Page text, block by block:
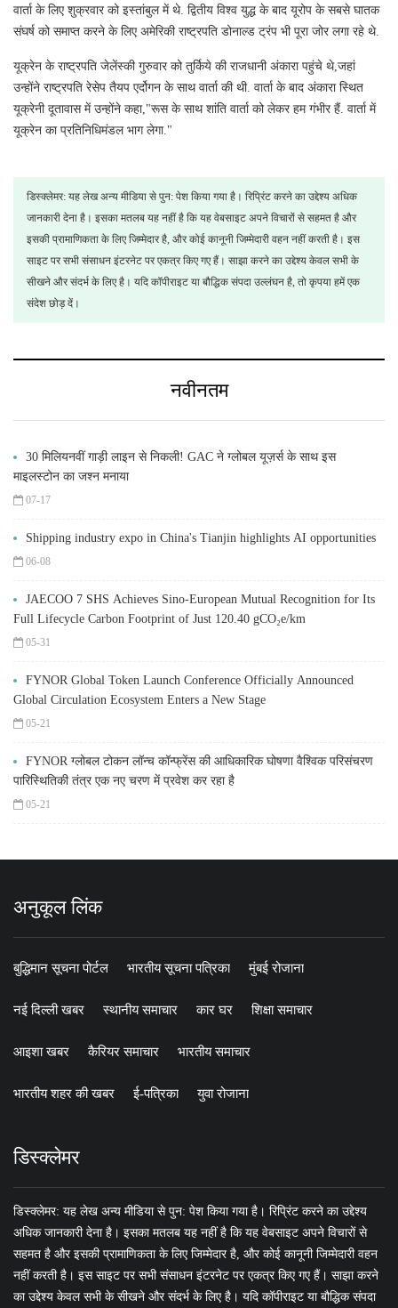
वार्ता के लिए शुक्रवार को इस्तांबुल में थे. द्वितीय विश्व युद्ध के बाद यूरोप के सबसे घातक
संघर्ष को समाप्त करने के लिए अमेरिकी राष्ट्रपति डोनाल्ड ट्रंप भी पूरा जोर लगा रहे थे.
यूक्रेन के राष्ट्रपति जेलेंस्की गुरुवार को तुर्किये की राजधानी अंकारा पहुंचे थे,जहां
उन्होंने राष्ट्रपति रेसेप तैयप एर्दोगन के साथ वार्ता की थी. वार्ता के बाद अंकारा स्थित
यूक्रेनी दूतावास में उन्होंने कहा,"रूस के साथ शांति वार्ता को लेकर हम गंभीर हैं. वार्ता में
यूक्रेन का प्रतिनिधिमंडल भाग लेगा."
डिस्क्लेमर: यह लेख अन्य मीडिया से पुन: पेश किया गया है। रिप्रिंट करने का उद्देश्य अधिक
जानकारी देना है। इसका मतलब यह नहीं है कि यह वेबसाइट अपने विचारों से सहमत है और
इसकी प्रामाणिकता के लिए जिम्मेदार है, और कोई कानूनी जिम्मेदारी वहन नहीं करती है। इस
साइट पर सभी संसाधन इंटरनेट पर एकत्र किए गए हैं। साझा करने का उद्देश्य केवल सभी के
सीखने और संदर्भ के लिए है। यदि कॉपीराइट या बौद्धिक संपदा उल्लंघन है, तो कृपया हमें एक
संदेश छोड़ दें।
नवीनतम
30 मिलियनवीं गाड़ी लाइन से निकली! GAC ने ग्लोबल यूज़र्स के साथ इस
माइलस्टोन का जश्न मनाया
07-17
Shipping industry expo in China's Tianjin highlights AI opportunities
06-08
JAECOO 7 SHS Achieves Sino-European Mutual Recognition for Its
Full Lifecycle Carbon Footprint of Just 120.40 gCO₂e/km
05-31
FYNOR Global Token Launch Conference Officially Announced
Global Circulation Ecosystem Enters a New Stage
05-21
FYNOR ग्लोबल टोकन लॉन्च कॉन्फ्रेंस की आधिकारिक घोषणा वैश्विक परिसंचरण
पारिस्थितिकी तंत्र एक नए चरण में प्रवेश कर रहा है
05-21
अनुकूल लिंक
बुद्धिमान सूचना पोर्टल भारतीय सूचना पत्रिका मुंबई रोजाना
नई दिल्ली खबर स्थानीय समाचार कार घर शिक्षा समाचार
आइशा खबर कैरियर समाचार भारतीय समाचार
भारतीय शहर की खबर ई-पत्रिका युवा रोजाना
डिस्क्लेमर
डिस्क्लेमर: यह लेख अन्य मीडिया से पुन: पेश किया गया है। रिप्रिंट करने का उद्देश्य
अधिक जानकारी देना है। इसका मतलब यह नहीं है कि यह वेबसाइट अपने विचारों से
सहमत है और इसकी प्रामाणिकता के लिए जिम्मेदार है, और कोई कानूनी जिम्मेदारी वहन
नहीं करती है। इस साइट पर सभी संसाधन इंटरनेट पर एकत्र किए गए हैं। साझा करने
का उद्देश्य केवल सभी के सीखने और संदर्भ के लिए है। यदि कॉपीराइट या बौद्धिक संपदा